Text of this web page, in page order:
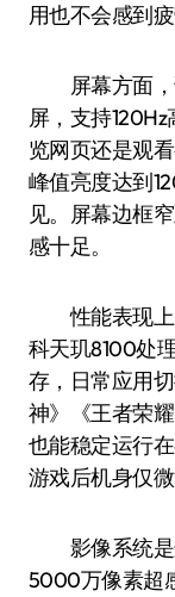
用也不会感到疲
屏幕方面，
屏，支持
览网页还是观
峰值亮度达到
见。屏幕边框
感十足。
性能表现上
科天玑8100处
存，日常应用
神》《王者荣
也能稳定运行
游戏后机身仅微
影像系统是
5000万像素超